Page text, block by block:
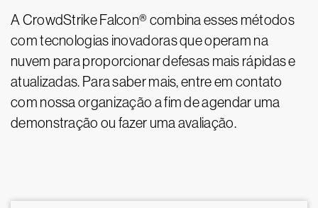
A CrowdStrike Falcon® combina esses métodos
com tecnologias inovadoras que operam na
nuvem para proporcionar defesas mais rápidas e
atualizadas. Para saber mais, entre em contato
com nossa organização a fim de agendar uma
demonstração ou fazer uma avaliação.